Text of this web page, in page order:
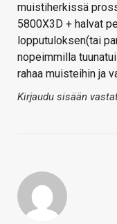
muistiherkissä
5800X3D + halvat
lopputuloksen(tai
nopeimmilla
rahaa muisteihin ja
Kirjaudu sisään